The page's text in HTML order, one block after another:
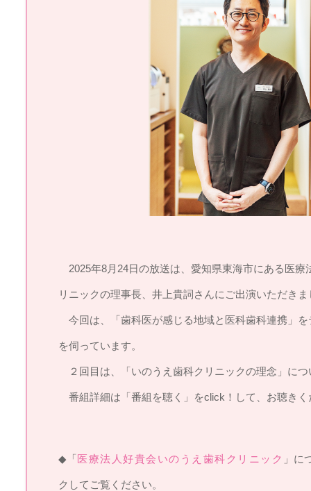
2025年8月24日の放送は、愛知県東海市にある医療
リニックの理事長、井上貴詞さんにご出演いただきま
今回は、「歯科医が感じる地域と医科歯科連携」
を伺っています。
２回目は、「いのうえ歯科クリニックの理念」につ
番組詳細は「番組を聴く」をclick！して、お聴きく
◆「医療法人好貴会いのうえ歯科クリニック 」に
クしてご覧ください。